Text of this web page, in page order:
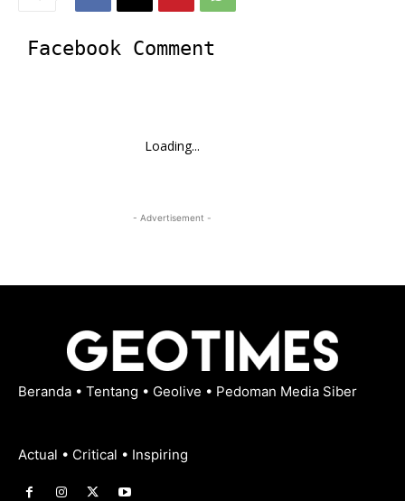
Facebook Comment
Loading...
- Advertisement -
Beranda • Tentang • Geolive • Pedoman Media Siber
Actual • Critical • Inspiring